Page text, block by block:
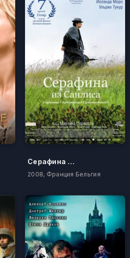
Серафина из Санлиса
2008, Франция Бельгия